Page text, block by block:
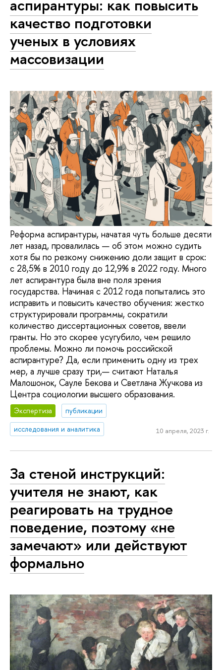
аспирантуры: как повысить
качество подготовки
ученых в условиях
массовизации
Реформа аспирантуры, начатая чуть больше десяти
лет назад, провалилась — об этом можно судить
хотя бы по резкому снижению доли защит в срок:
с 28,5% в 2010 году до 12,9% в 2022 году. Много
лет аспирантура была вне поля зрения
государства. Начиная с 2012 года попытались это
исправить и повысить качество обучения: жестко
структурировали программы, сократили
количество диссертационных советов, ввели
гранты. Но это скорее усугубило, чем решило
проблемы. Можно ли помочь российской
аспирантуре? Да, если применить одну из трех
мер, а лучше сразу три,— считают Наталья
Малошонок, Сауле Бекова и Светлана Жучкова из
Центра социологии высшего образования.
Экспертиза
публикации
исследования и аналитика
10 апреля, 2023 г.
За стеной инструкций:
учителя не знают, как
реагировать на трудное
поведение, поэтому «не
замечают» или действуют
формально